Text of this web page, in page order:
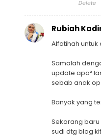
Delete
Rubiah
Alfatihah untuk
Samalah
update apa²
sebab anak
Banyak yang
Sekarang baru
sudi dtg blog